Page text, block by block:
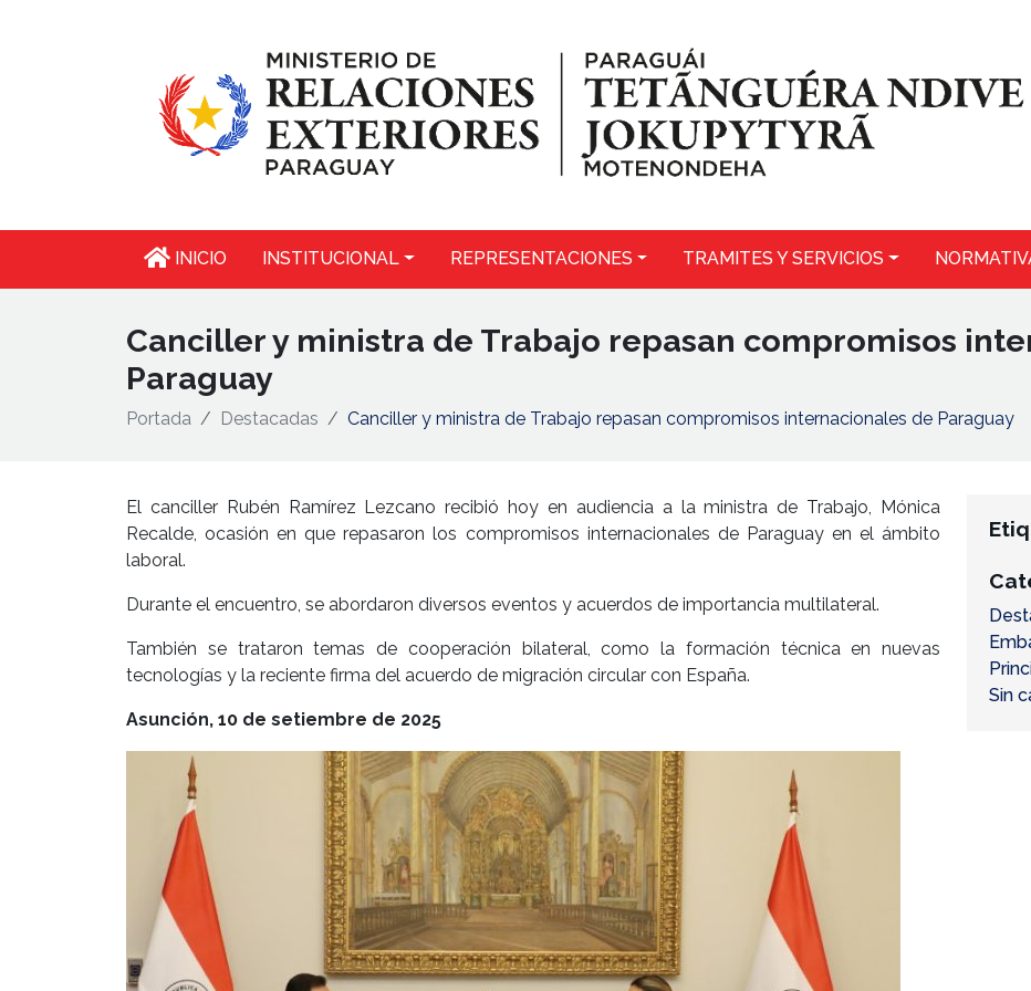
INICIO INSTITUCIONAL REPRESENTACIONES TRAMITES Y SERVICIOS
Canciller y ministra de Trabajo repasan compromisos
Paraguay
Portada Destacadas Canciller y ministra de Trabajo repasan compromisos internacionales de Paraguay
El canciller Rubén Ramírez Lezcano recibió hoy en audiencia a la ministra de Trabajo, Mónica
Recalde, ocasión en que repasaron los compromisos internacionales de Paraguay en el ámbito
laboral.
Durante el encuentro, se abordaron diversos eventos y acuerdos de importancia multilateral.
También se trataron temas de cooperación bilateral, como la formación técnica en nuevas
tecnologías y la reciente firma del acuerdo de migración circular con España.
Asunción, 10 de setiembre de 2025
Sin